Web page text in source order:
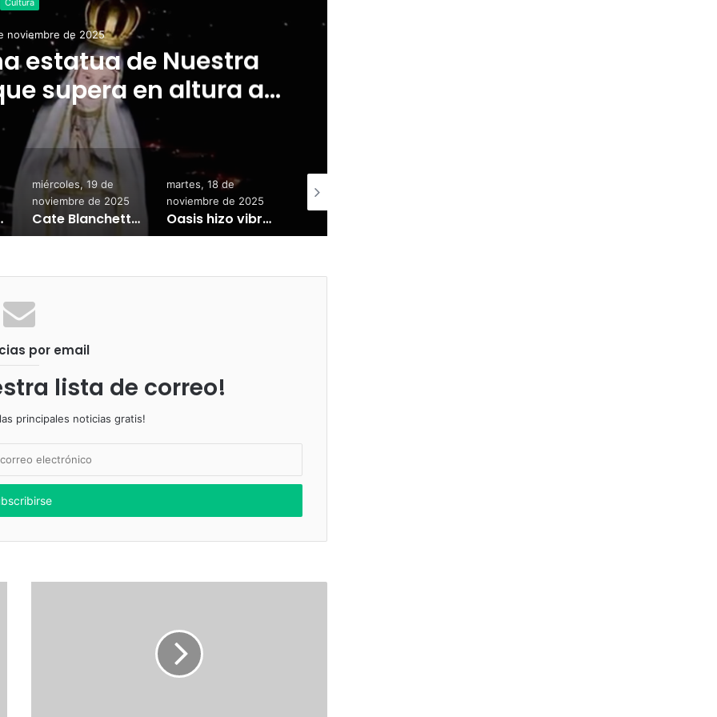
Cultura
noviembre de 2025
estatua de Nuestra
supera en altura al
Redentor
con Estados Unidos
miércoles, 19 de
noviembre de 2025
Cate Blanchett y Spike Lee acompañan al papa León XIV en un encuentro con estrellas en el Vaticano
martes, 18 de
noviembre de 2025
Oasis hizo vibrar Buenos Aires en una noche histórica para el rock británico
por email
lista de correo!
principales noticias gratis!